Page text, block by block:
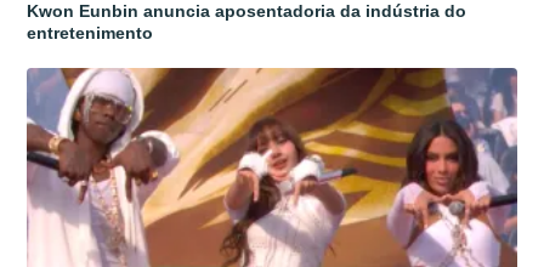
Kwon Eunbin anuncia aposentadoria da indústria do
entretenimento